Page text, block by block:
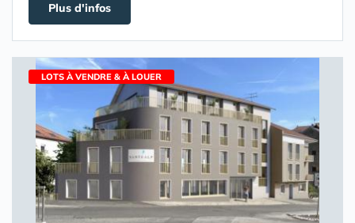
Plus d'infos
LOTS À VENDRE & À LOUER